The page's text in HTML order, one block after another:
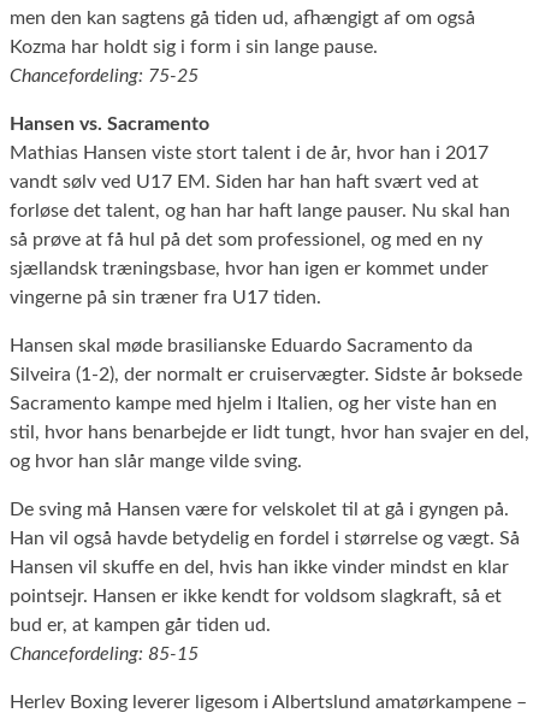
men den kan sagtens gå tiden ud, afhængigt af om også
Kozma har holdt sig i form i sin lange pause.
Chancefordeling: 75-25
Hansen vs. Sacramento
Mathias Hansen viste stort talent i de år, hvor han i 2017
vandt sølv ved U17 EM. Siden har han haft svært ved at
forløse det talent, og han har haft lange pauser. Nu skal han
så prøve at få hul på det som professionel, og med en ny
sjællandsk træningsbase, hvor han igen er kommet under
vingerne på sin træner fra U17 tiden.
Hansen skal møde brasilianske Eduardo Sacramento da
Silveira (1-2), der normalt er cruiservægter. Sidste år boksede
Sacramento kampe med hjelm i Italien, og her viste han en
stil, hvor hans benarbejde er lidt tungt, hvor han svajer en del,
og hvor han slår mange vilde sving.
De sving må Hansen være for velskolet til at gå i gyngen på.
Han vil også havde betydelig en fordel i størrelse og vægt. Så
Hansen vil skuffe en del, hvis han ikke vinder mindst en klar
pointsejr. Hansen er ikke kendt for voldsom slagkraft, så et
bud er, at kampen går tiden ud.
Chancefordeling: 85-15
Herlev Boxing leverer ligesom i Albertslund amatørkampene –